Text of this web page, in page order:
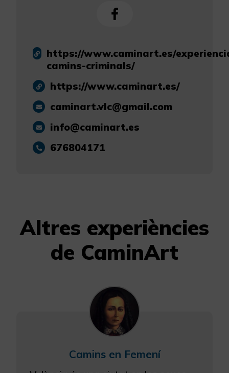
https://www.caminart.es/
camins-criminals/
https://www.caminart.es/
caminart.vlc@gmail.com
info@caminart.es
676804171
Altres experiències
de CaminArt
Camins en Femení